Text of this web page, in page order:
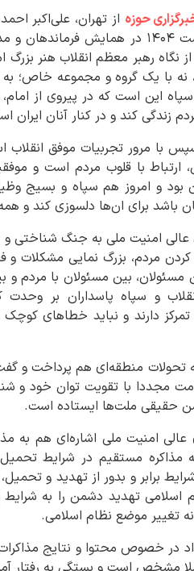
حوزه از تهران، علی‌اکبر
۱۸ اردیبهشت ۱۴۰۴ در همایش
نگاه رهبر معظم انقلاب هنر
نه با یک گروه و مجموعه خاص؛
این است که در پیروی از
زندگی کند و در کنار آنان ایران
با مرور تجربیات موفق
ارتباط با قلوب مردم است و
بود و امروز هم سپاه و بسیج
باشد برای ان‌ها دلسوزی کند و
عالی امنیت ملی به جنگ شناختی و
کردن مردم، بزرگ نمایی
مسئولان، بین مسئولان با مردم
و سپاه پاسداران بر
تمرکز دارند و نباید خطاهای
تحولات منطقه‌ای هم پرداخت و
مجددا با تقویت توان خود و
حقیقی ملت‌ها ایستاده است.
عالی امنیت ملی اشاره‌ای هم به
مذاکره مستقیم در شرایط
برابر و بدور از تهدید و
اسلامی تهدید دشمن را به شرایط
تغییر موضع نظام اسلامی.
در خصوص محتوا و نتایج